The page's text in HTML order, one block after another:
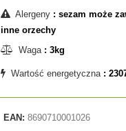
Alergeny : sezam może
inne orzechy
Waga: 3kg
Wartość energetyczna:
EAN: 8690710001026